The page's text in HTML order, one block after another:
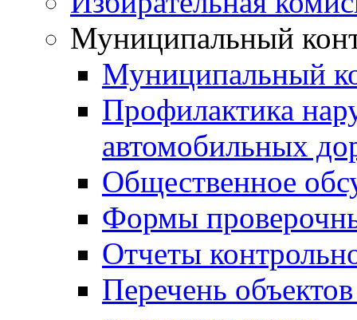
Муниципальный
Муниципальный
Профилактика
автомобильных
Общественное
Формы
Отчеты
Перечень